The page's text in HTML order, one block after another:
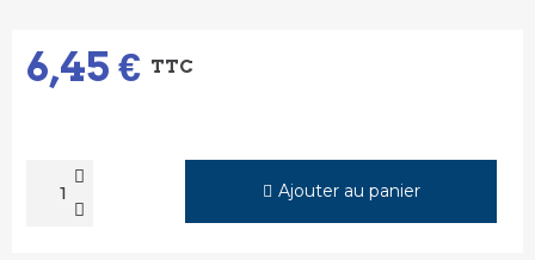
6,45 € TTC
Ajouter au panier